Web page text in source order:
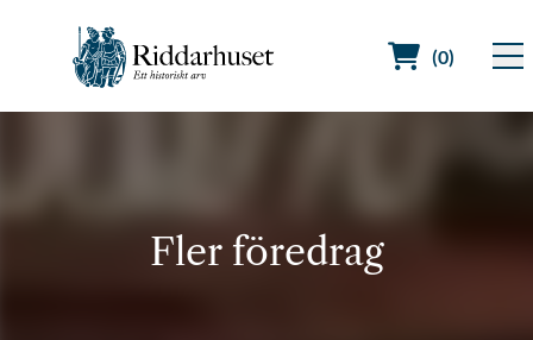
(0)
Fler föredrag